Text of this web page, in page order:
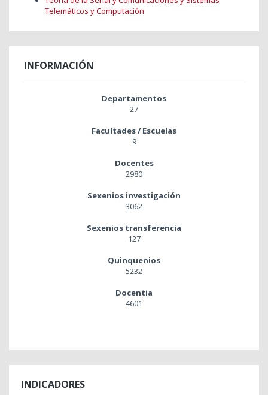
Telemáticos y Computación
INFORMACIÓN
Departamentos
27
Facultades / Escuelas
9
Docentes
2980
Sexenios investigación
3062
Sexenios transferencia
127
Quinquenios
5232
Docentia
4601
INDICADORES